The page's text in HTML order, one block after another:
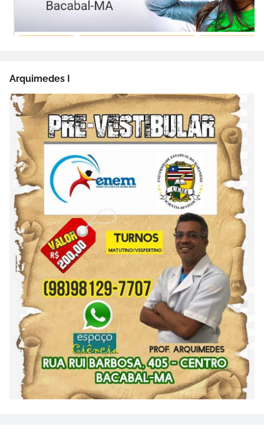
Arquimedes I